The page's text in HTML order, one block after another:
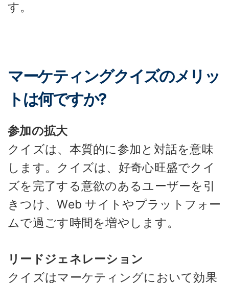
す。
マーケティングクイズのメリッ
トは何ですか?
参加の拡大
クイズは、本質的に参加と対話を意味
します。クイズは、好奇心旺盛でクイ
ズを完了する意欲のあるユーザーを引
きつけ、Web サイトやプラットフォー
ムで過ごす時間を増やします。
リードジェネレーション
クイズはマーケティングにおいて効果